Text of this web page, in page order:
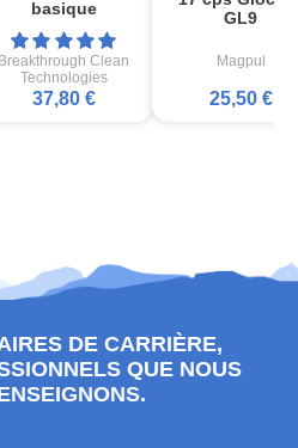
basique
Breakthrough Clean
Technologies
37,80 €
GL9
Magpul
25,50 €
DE CARRIÈRE,
QUE NOUS